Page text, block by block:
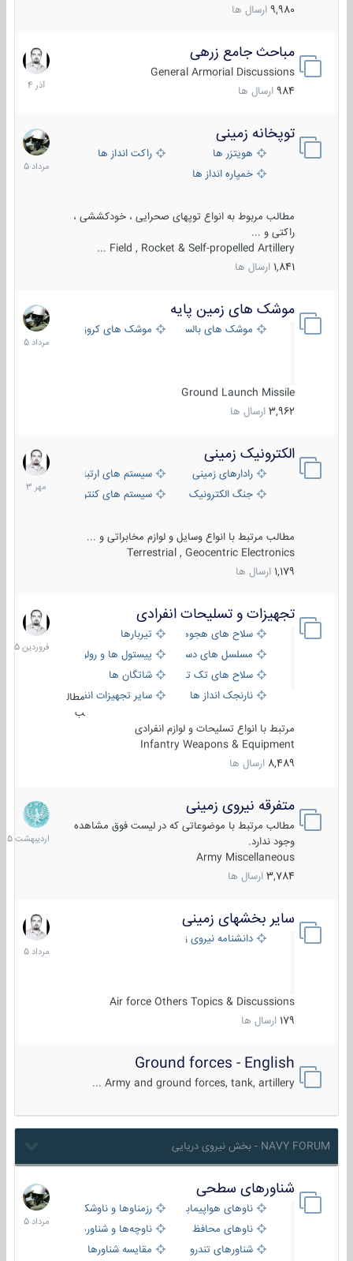
9,980 ارسال ها
مباحث جامع زرهی
General Armorial Discussions
984 ارسال ها
7
آذر
1404
توپخانه زمینی
هویتزر ها
راکت انداز ها
خمپاره انداز ها
مطالب مربوط به انواع توپهای صحرایی ، خودکششی ،
راکتی و ...
Field , Rocket & Self-propelled Artillery ...
1,841 ارسال ها
9
مرداد
1405
موشک های زمین پایه
موشک های بالستیک موشک های کروز
Ground Launch Missile
3,962 ارسال ها
2
مرداد
1405
الکترونیک زمینی
رادارهای زمینی
سیستم های ارتباطی و جمع آوری
جنگ الکترونیک
سیستم های کنترل آتش و تجهیزات
مطالب مرتبط با انواع وسایل و لوازم مخابراتی و ...
Terrestrial , Geocentric Electronics
1,179 ارسال ها
1
مهر
1403
تجهیزات و تسلیحات انفرادی
سلاح های هجومی
تیربارها
مسلسل های دستی
پیستول ها و رولورها
سلاح های تک تیر اندازیشاتگان ها
نارنجک انداز ها
سایر تجهیزات انفرادی
مطال
ب
مرتبط با انواع تسلیحات و لوازم انفرادی
Infantry Weapons & Equipment
8,489 ارسال ها
17
فروردین
1405
متفرقه نیروی زمینی
مطالب مرتبط با موضوعاتی که در لیست فوق مشاهده
وجود ندارد.
Army Miscellaneous
3,784 ارسال ها
27
1405
سایر بخشهای زمینی
دانشنامه نیروی زمینی
Air force Others Topics & Discussions
179 ارسال ها
9
مرداد
1405
Ground forces - English
Army and ground forces, tank, artillery ...
NAVY FORUM - بخش نیروی دریایی
شناورهای سطحی
ناوهای هواپیمابر و بالگرد بررزمناوها و ناوشکن‌ها
ناوهای محافظ
ناوچه‌ها و شناورهای گشتی
شناورهای تندرو
مقایسه شناورها
2
مرداد
1405